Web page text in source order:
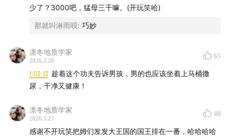
用辛夷和蝉蜕做的毛猴：
少了？3000吧，猛母三千嘛。(开玩笑哈)
那就叫淋雨呗: 巧妙
凛冬地质学家
2026.3.28
65
1:03:13 趁着这个功夫告诉男孩，男的也应该坐着上马桶撒
尿，干净又健康！
凛冬地质学家
2026.3.27
40
感谢不开玩笑把姆们发发大王国的国王排在一番，哈哈哈哈